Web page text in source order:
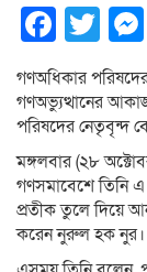
গণঅধিকার
গণঅভ্যুত্থানের
পরিষদের নেতৃবৃন্দ
মঙ্গলবার (২৮
গণসমাবেশে তিনি এ
প্রতীক তুলে দিয়ে
করেন নুরুল হক নুর।